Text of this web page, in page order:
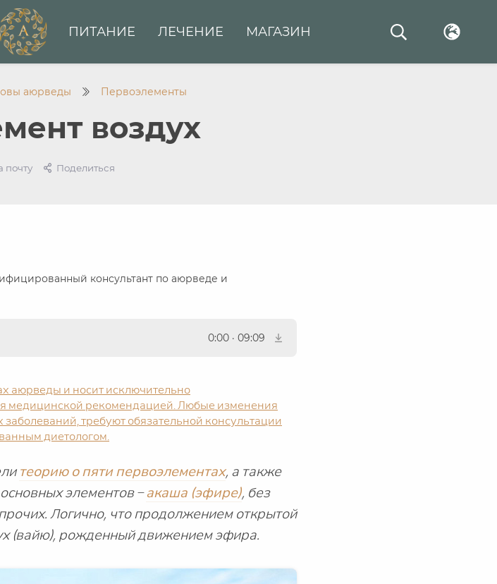
ПИТАНИЕ ЛЕЧЕНИЕ МАГАЗИН
аюрведы Первоэлементы
воздух
почту Поделиться
консультант по аюрведе и
0:00 · 09:09
аюрведы и носит исключительно
медицинской рекомендацией. Любые изменения
требуют обязательной консультации
диетологом.
теорию о пяти первоэлементах, а также
элементов –акаша (эфире), без
Логично, что продолжением открытой
(вайю), рожденный движением эфира.